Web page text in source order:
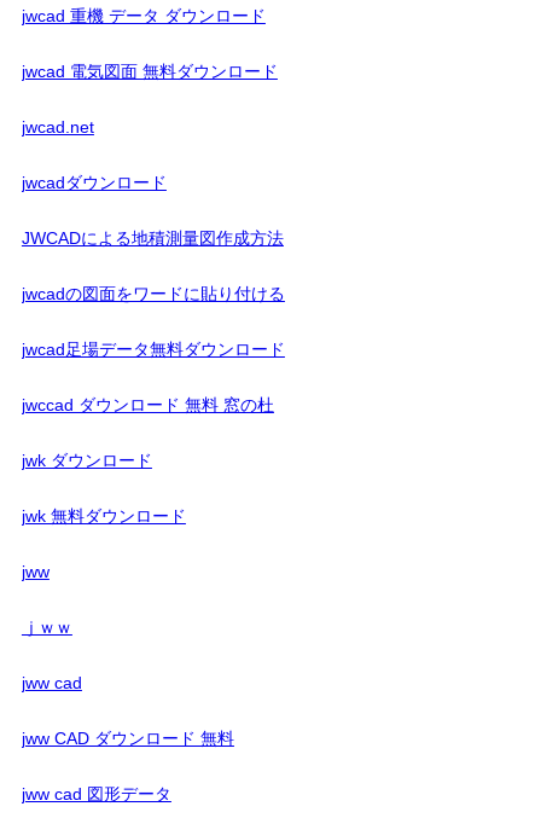
jwcad 重機 データ ダウンロード
jwcad 電気図面 無料ダウンロード
jwcad.net
jwcadダウンロード
JWCADによる地積測量図作成方法
jwcadの図面をワードに貼り付ける
jwcad足場データ無料ダウンロード
jwccad ダウンロード 無料 窓の杜
jwk ダウンロード
jwk 無料ダウンロード
jww
ｊｗｗ
jww cad
jww CAD ダウンロード 無料
jww cad 図形データ